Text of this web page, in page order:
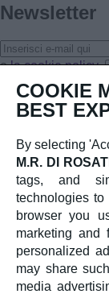
Newsletter
e la cookie policy
Iscriviti
CHI
SERVIZIO
RESI
SOCIAL
AREA
COOKIE
BEST
By selecting
M.R. DI
tags, and
technologies to
browser you
marketing and
personalized
may share
media